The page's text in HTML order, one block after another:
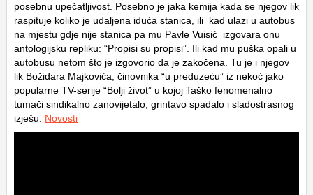
posebnu upečatljivost. Posebno je jaka kemija kada se njegov lik
raspituje koliko je udaljena iduća stanica, ili kad ulazi u autobus
na mjestu gdje nije stanica pa mu Pavle Vuisić izgovara onu
antologijsku repliku: “Propisi su propisi”. Ili kad mu puška opali u
autobusu netom što je izgovorio da je zakočena. Tu je i njegov
lik Božidara Majkovića, činovnika “u preduzeću” iz nekoć jako
popularne TV-serije “Bolji život” u kojoj Taško fenomenalno
tumači sindikalno zanovijetalo, grintavo spadalo i sladostrasnog
izješu. Novosti